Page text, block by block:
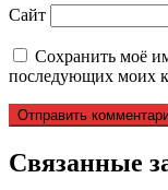
Сайт
Сохранить моё
последующих моих
Связанные